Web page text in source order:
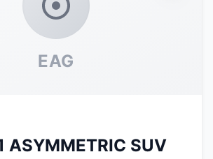
EAG
ASYMMETRIC SUV